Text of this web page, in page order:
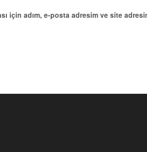
için adım, e-posta adresim ve site